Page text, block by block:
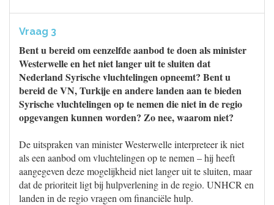
Vraag 3
Bent u bereid om eenzelfde aanbod te doen als minister
Westerwelle en het niet langer uit te sluiten dat
Nederland Syrische vluchtelingen opneemt? Bent u
bereid de VN, Turkije en andere landen aan te bieden
Syrische vluchtelingen op te nemen die niet in de regio
opgevangen kunnen worden? Zo nee, waarom niet?
De uitspraken van minister Westerwelle interpreteer ik niet
als een aanbod om vluchtelingen op te nemen – hij heeft
aangegeven deze mogelijkheid niet langer uit te sluiten, maar
dat de prioriteit ligt bij hulpverlening in de regio. UNHCR en
landen in de regio vragen om financiële hulp.